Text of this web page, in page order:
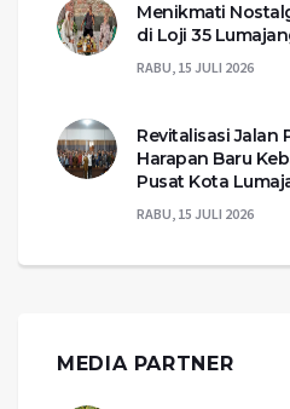
Menikmati
di Loji 35
RABU, 15 JULI 2026
Revitalisasi Jalan
Harapan Baru
Pusat Kota
RABU, 15 JULI 2026
MEDIA PARTNER